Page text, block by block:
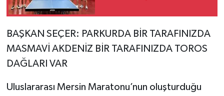
BAŞKAN SEÇER: PARKURDA BİR TARAFINIZDA
MASMAVİ AKDENİZ BİR TARAFINIZDA TOROS
DAĞLARI VAR
Uluslararası Mersin Maratonu’nun oluşturduğu